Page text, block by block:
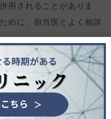
用されることがありま
めに、担当医とよく相談
療法
ん遺伝子検査は、がんの
査して、異常の有無を調見えないがんの治療法